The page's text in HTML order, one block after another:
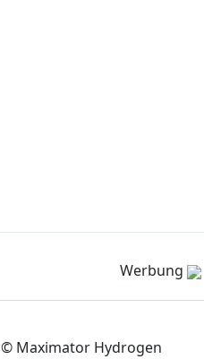
Werbung
© Maximator Hydrogen